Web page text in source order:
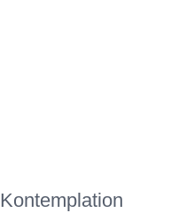
Kontemplation